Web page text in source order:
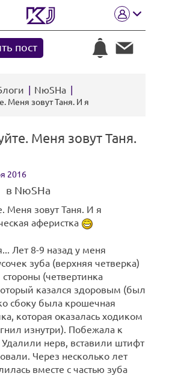
пост
NюSHa
Меня зовут Таня. И я
Меня зовут Таня.
2016
в NюSHa
Меня зовут Таня. И я
аферистка
Лет 8-9 назад у меня
зуба (верхняя четверка)
стороны (четвертинка
казался здоровым (был
сбоку была крошечная
которая оказалась ходиком
изнутри). Побежала к
Удалили нерв, вставили штифт
Через несколько лет
вместе с частью зуба